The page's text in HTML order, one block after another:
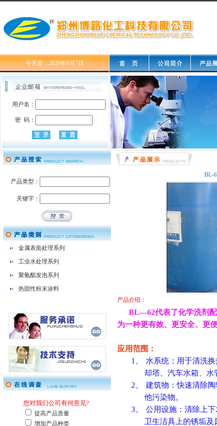
今天是：2026年8月7日
用户名：
密 码：
产品类型：
关键字：
金属表面处理系列
工业水处理系列
聚氨酯发泡系列
热固性粉末涂料
BL-
产品介绍：
BL—62代表了化学洗剂
为一种更有效、更安全、更
应用范围：
1、
水系统：用于清洗
却塔、汽车水箱、水
2、
建筑物：快速清除
他污染物。
3、
公用设施：清除上
卫生洁具上的锈垢及